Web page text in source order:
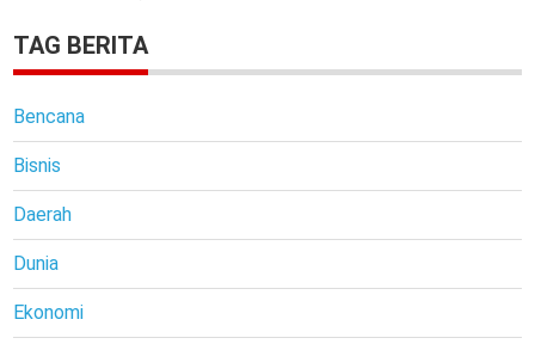
TAG BERITA
Bencana
Bisnis
Daerah
Dunia
Ekonomi